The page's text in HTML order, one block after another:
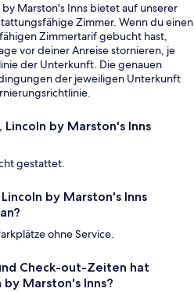
Marston's Inns bietet auf unserer
Zimmer. Wenn du einen
Zimmertarif gebucht hast,
vor deiner Anreise stornieren, je
der Unterkunft. Die genauen
der jeweiligen Unterkunft
Lincoln by Marston's Inns
gestattet.
by Marston's Inns
ohne Service.
Check-out-Zeiten hat
by Marston's Inns?